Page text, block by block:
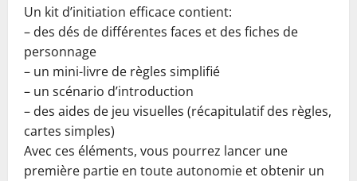
Un kit d’initiation efficace contient:
– des dés de différentes faces et des fiches de
personnage
– un mini-livre de règles simplifié
– un scénario d’introduction
– des aides de jeu visuelles (récapitulatif des règles,
cartes simples)
Avec ces éléments, vous pourrez lancer une
première partie en toute autonomie et obtenir un